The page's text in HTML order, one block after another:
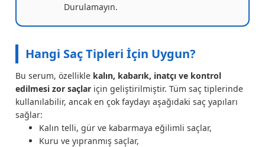
Durulamayın.
Hangi Saç Tipleri İçin Uygun?
Bu serum, özellikle kalın, kabarık, inatçı ve kontrol
edilmesi zor saçlar için geliştirilmiştir. Tüm saç tiplerinde
kullanılabilir, ancak en çok faydayı aşağıdaki saç yapıları
sağlar:
Kalın telli, gür ve kabarmaya eğilimli saçlar,
Kuru ve yıpranmış saçlar,